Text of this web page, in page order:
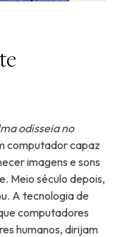
odisseia no
computador capaz
imagens e sons
Meio século depois,
A tecnologia de
computadores
humanos, dirijam